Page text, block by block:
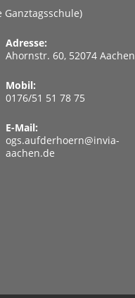
Ganztagsschule)
Adresse:
Ahornstr. 60, 52074 Aachen
Mobil:
0176/51 51 78 75
E-Mail:
ogs.aufderhoern@invia-
aachen.de